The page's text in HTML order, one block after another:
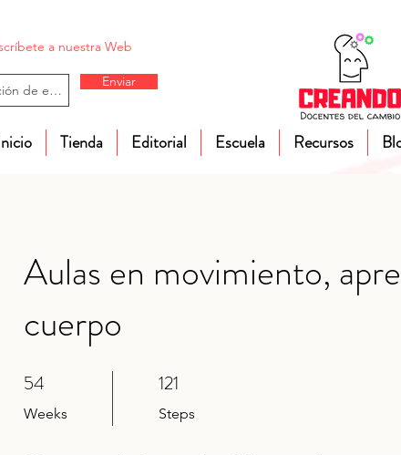
a nuestra Web
Enviar
Tienda Editorial Escuela Recursos
Aulas en movimiento,
cuerpo
54
Weeks
54 Weeks 121
Steps
121 Steps